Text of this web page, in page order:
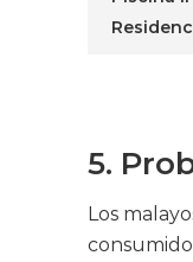
5.
Los